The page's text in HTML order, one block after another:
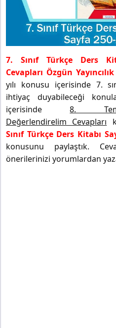
7. Sınıf Türkçe Ders
Cevapları Özgün Yayıncılık
yılı konusu içerisinde 7.
ihtiyaç duyabileceği
içerisinde8.
Değerlendirelim Cevapları
Sınıf Türkçe Ders Kitabı
konusunu paylaştık.
önerilerinizi yorumlardan